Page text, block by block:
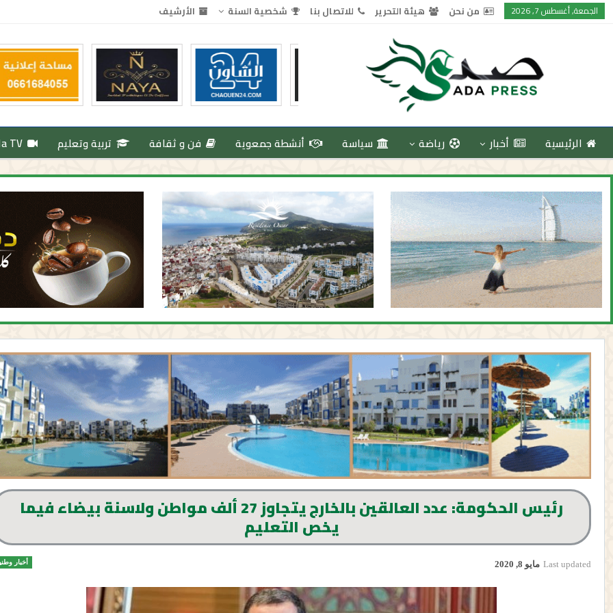
الجمعة, أغسطس 7, 2026 من نحن هيئة التحرير للاتصال بنا شخصية السنة الأرشيف
الرئيسية أخبار رياضة سياسة أنشطة جمعوية فن و ثقافة تربية وتعليم TV
رئيس الحكومة: عدد العالقين بالخارج يتجاوز 27 ألف مواطن ولاسنة بيضاء فيما
يخص التعليم
أخبار Last updated مايو 8, 2020